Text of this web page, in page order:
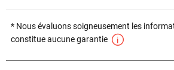
* Nous évaluons soigneusement les
constitue aucune garantie